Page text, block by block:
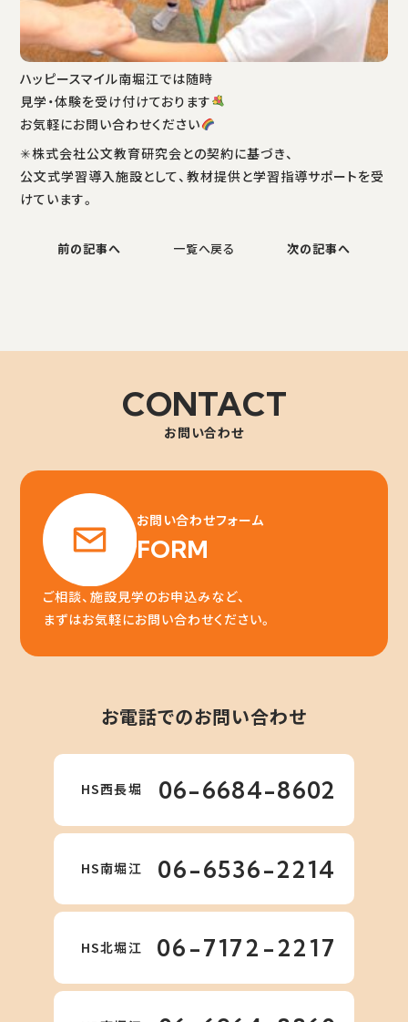
ハッピースマイル南堀江では随時
見学・体験を受け付けております
お気軽にお問い合わせください
✳株式会社公文教育研究会との契約に基づき、
公文式学習導入施設として、教材提供と学習指導サポートを受
けています。
前の記事へ 一覧へ戻る 次の記事へ
CONTACT
お問い合わせ
お問い合わせフォーム
FORM
ご相談、施設見学のお申込みなど、
まずはお気軽にお問い合わせください。
お電話でのお問い合わせ
HS西長堀 06-6684-8602
HS南堀江 06-6536-2214
HS北堀江 06-7172-2217